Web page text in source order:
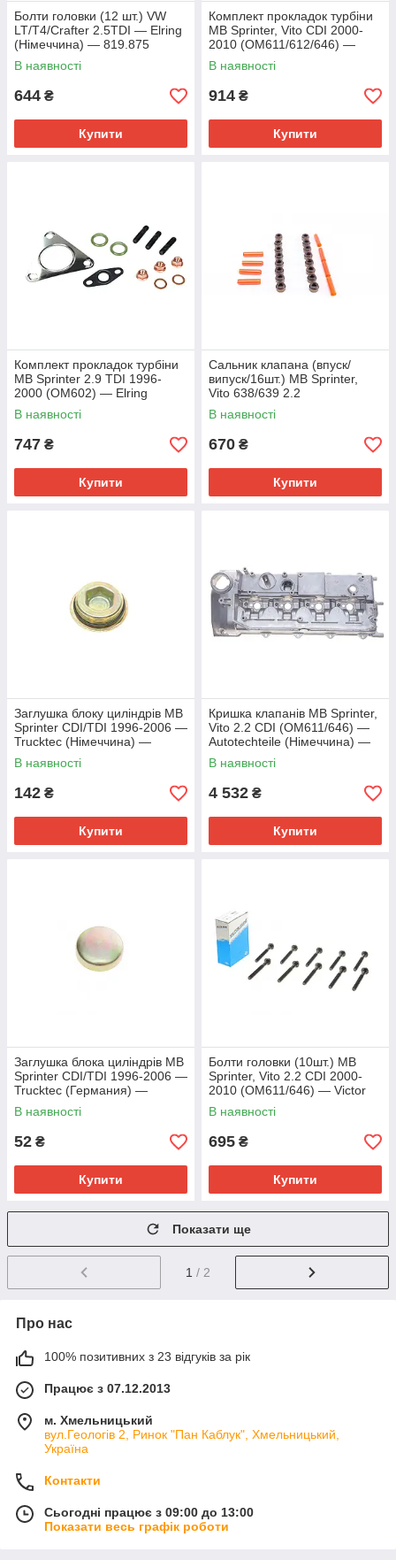
Болти головки (12 шт.) VW
LT/T4/Crafter 2.5TDI — Elring
(Німеччина) — 819.875
В наявності
644 ₴
Купити
Комплект прокладок турбіни
MB Sprinter, Vito CDI 2000-
2010 (OM611/612/646) —
Reinz (Німеччина) — 04-
10044-01
В наявності
914 ₴
Купити
Комплект прокладок турбіни
MB Sprinter 2.9 TDI 1996-
2000 (OM602) — Elring
(Німеччина) — 715.530
В наявності
747 ₴
Купити
Сальник клапана (впуск/
випуск/16шт.) MB Sprinter,
Vito 638/639 2.2
CDI(OM611/646) - Elring
(Німеччина) - 413.470
В наявності
670 ₴
Купити
Заглушка блоку циліндрів MB
Sprinter CDI/TDI 1996-2006 —
Trucktec (Німеччина) —
02.10.192
В наявності
142 ₴
Купити
Кришка клапанів MB Sprinter,
Vito 2.2 CDI (OM611/646) —
Autotechteile (Німеччина) —
100 0145
В наявності
4 532 ₴
Купити
Заглушка блока циліндрів MB
Sprinter CDI/TDI 1996-2006 —
Trucktec (Германия) —
02.67.043
В наявності
52 ₴
Купити
Болти головки (10шт.) MB
Sprinter, Vito 2.2 CDI 2000-
2010 (OM611/646) — Victor
Reinz (Німеччина) — 14-
32109-01
В наявності
695 ₴
Купити
Показати ще
1 / 2
Про нас
100% позитивних з 23 відгуків за рік
Працює з 07.12.2013
м. Хмельницький
вул.Геологів 2, Ринок "Пан Каблук", Хмельницький,
Україна
Контакти
Сьогодні працює з 09:00 до 13:00
Показати весь графік роботи